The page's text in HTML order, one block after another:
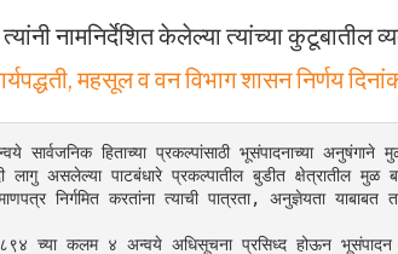
नामनिर्देशित केलेल्या त्यांच्या
महसूल व वन विभाग शासन निर्णय
सार्वजनिक हिताच्या प्रकल्पांसाठी भूसंपादनाच्या
असलेल्या पाटबंधारे प्रकल्पातील बुडीत क्षेत्रातील मुळ
निर्गमित करतांना त्याची पात्रता, अनुज्ञेयता याबाबत
च्या कलम ४ अन्वये अधिसूचना प्रसिध्द होऊन भूसंपादन